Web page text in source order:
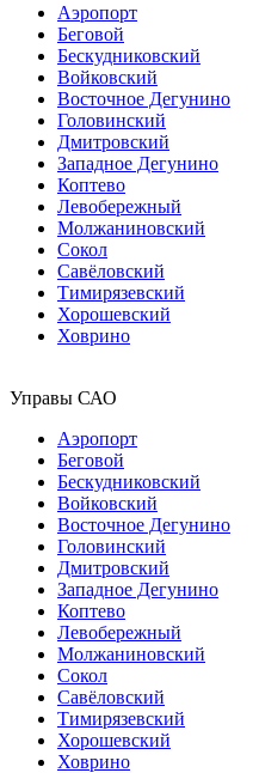
Аэропорт
Беговой
Бескудниковский
Войковский
Восточное Дегунино
Головинский
Дмитровский
Западное Дегунино
Коптево
Левобережный
Молжаниновский
Сокол
Савёловский
Тимирязевский
Хорошевский
Ховрино
Управы САО
Аэропорт
Беговой
Бескудниковский
Войковский
Восточное Дегунино
Головинский
Дмитровский
Западное Дегунино
Коптево
Левобережный
Молжаниновский
Сокол
Савёловский
Тимирязевский
Хорошевский
Ховрино